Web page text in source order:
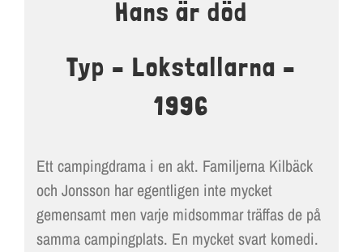
LOKALER OCH KOSTYM
Hans är död
Typ – Lokstallarna –
1996
Ett campingdrama i en akt. Familjerna Kilbäck
och Jonsson har egentligen inte mycket
gemensamt men varje midsommar träffas de på
samma campingplats. En mycket svart komedi.